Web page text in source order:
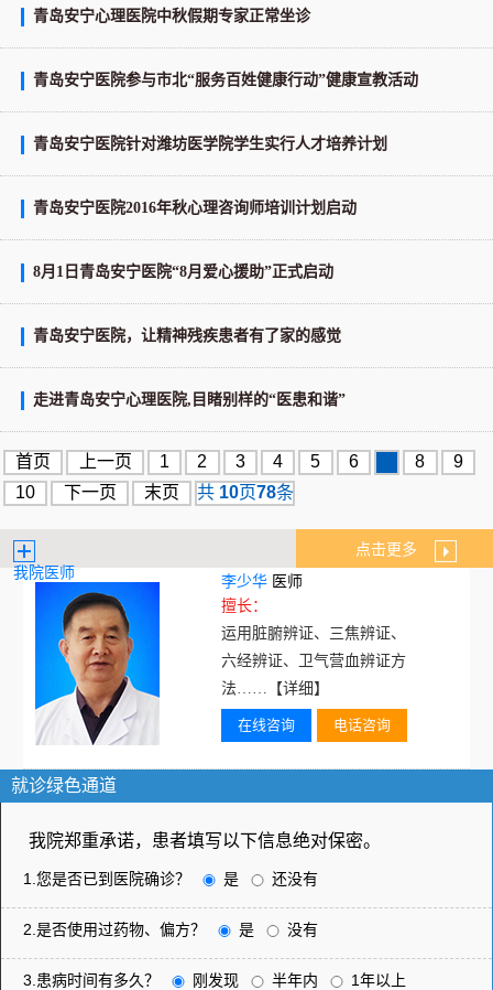
青岛安宁心理医院中秋假期专家正常坐诊
青岛安宁医院参与市北“服务百姓健康行动”健康宣教活动
青岛安宁医院针对潍坊医学院学生实行人才培养计划
青岛安宁医院2016年秋心理咨询师培训计划启动
8月1日青岛安宁医院“8月爱心援助”正式启动
青岛安宁医院，让精神残疾患者有了家的感觉
走进青岛安宁心理医院,目睹别样的“医患和谐”
首页 上一页 1 2 3 4 5 6 8
9
10
下一页 末页 共 10页78条
我院医师
点击更多
李少华 医师
擅长：
运用脏腑辨证、三焦辨证、
六经辨证、卫气营血辨证方
法……
【详细】
在线咨询 电话咨询
就诊绿色通道
我院郑重承诺，患者填写以下信息绝对保密。
1.您是否已到医院确诊？ 是 还没有
2.是否使用过药物、偏方？ 是 没有
3.患病时间有多久？ 刚发现 半年内 1年以上